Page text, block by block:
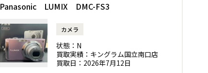
Panasonic LUMIX DMC-FS3
カメラ
状態： N
買取実績： キングラム国立南口店
買取日： 2026年7月12日